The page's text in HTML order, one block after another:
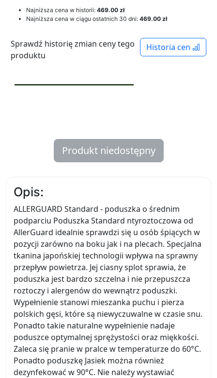
Najniższa cena w historii: 469.00 zł
Najniższa cena w ciągu ostatnich 30 dni: 469.00 zł
Historia cen
Sprawdź historię zmian ceny tego
produktu
Produkt niedostępny
Opis:
ALLERGUARD Standard - poduszka o średnim
podparciu Poduszka Standard ntyroztoczowa od
AllerGuard idealnie sprawdzi się u osób śpiących w
pozycji zarówno na boku jak i na plecach. Specjalna
tkanina japońskiej technologii wpływa na sprawny
przepływ powietrza. Jej ciasny splot sprawia, że
poduszka jest bardzo szczelna i nie przepuszcza
roztoczy i alergenów do wewnątrz poduszki.
Wypełnienie stanowi mieszanka puchu i pierza
polskich gęsi, które są niewyczuwalne w czasie snu.
Ponadto takie naturalne wypełnienie nadaje
poduszce optymalnej sprężystości oraz miękkości.
Zaleca się pranie w pralce w temperaturze do 60°C.
Ponadto poduszkę Jasiek można również
dezynfekować w 90°C. Nie należy wystawiać